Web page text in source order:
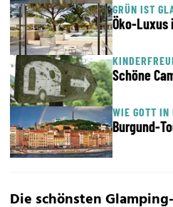
GRÜN IST
Öko-Luxus
Schöne
WIE GOTT IN
Burgund-
Die schönsten